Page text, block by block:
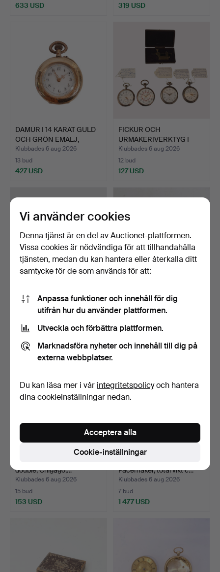
633 USD 319 USD
DAMUR I 14 KARAT GULD
OCH GRÖN EMALJ,
SENT…
Klubbades 6 aug 2026
13 bud
427 USD
FICKUR OCH
URMAKERIVERKTYG I
ASK, alla fic…
Klubbades 6 aug 2026
12 bud
127 USD
FICKUR, 18k guld, Omega
1910-tal. Totalvik…
Klubbades 6 aug 2026
5 bud
FICKUR 2st, silver,
nyckeldragare med mera.
Klubbades 6 aug 2026
1 bud
double, Chigago,…
Klubbades 6 aug 2026
15 bud
153 USD
Pacemaker, total vikt c…
Klubbades 6 aug 2026
7 bud
1 477 USD
Vi använder cookies
Denna tjänst är en del av Auctionet-plattformen.
Vissa cookies är nödvändiga för att tillhandahålla
tjänsten, medan du kan hantera eller återkalla ditt
samtycke för de som används för att:
Anpassa funktioner och innehåll för dig
utifrån hur du använder plattformen.
Utveckla och förbättra plattformen.
Marknadsföra nyheter och innehåll till dig på
externa webbplatser.
Du kan läsa mer i vår integritetspolicyoch hantera
dina cookieinställningar nedan.
Cookie-inställningar
Acceptera alla